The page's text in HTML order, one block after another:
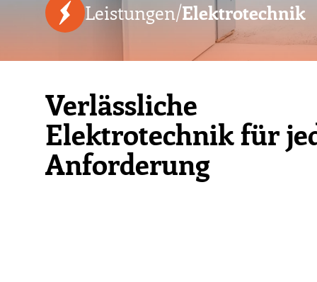
Leistungen/Elektrotechnik
Verlässliche
Elektrotechnik für
Anforderung